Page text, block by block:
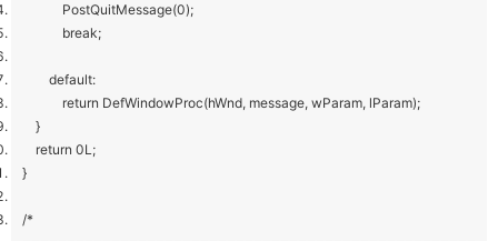
PostQuitMessage(0);
break;
default:
return DefWindowProc(hWnd, message, wParam, lParam);
}
return 0L;
}
/*